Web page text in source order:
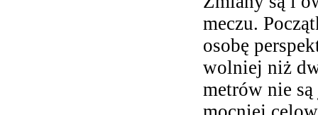
meczu.
osobę
wolniej niż
metrów nie